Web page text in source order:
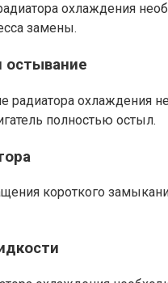
охлаждения
замены.
остывание
радиатора охлаждения
полностью остыл.
короткого